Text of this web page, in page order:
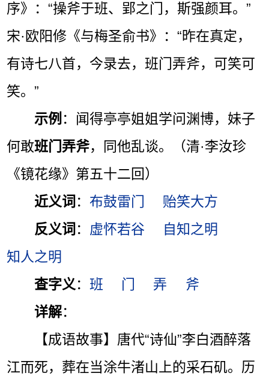
序》：“操斧于班、郢之门，斯强颜耳。”
宋·欧阳修《与梅圣俞书》：“昨在真定，
有诗七八首，今录去，班门弄斧，可笑可
笑。”
示例 ：闻得亭亭姐姐学问渊博，妹子
何敢班门弄斧，同他乱谈。（清·李汝珍
《镜花缘》第五十二回）
近义词 ： 布鼓雷门
贻笑大方
反义词 ： 虚怀若谷
自知之明
知人之明
查字义 ： 班 门 弄
斧
详解：
【成语故事】唐代“诗仙”李白酒醉落
江而死，葬在当涂牛渚山上的采石矶。历